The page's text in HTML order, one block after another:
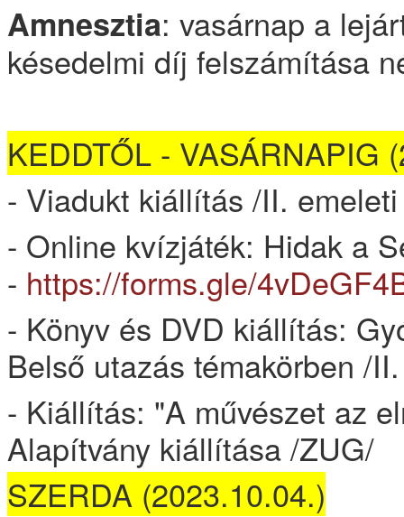
Amnesztia: vasárnap a
késedelmi díj felszámítása
KEDDTŐL - VASÁRNAPIG
- Viadukt kiállítás /II.
- Online kvízjáték: Hidak a
- https://forms.gle/
- Könyv és DVD kiállítás:
Belső utazás témakörben /
- Kiállítás: "A művészet az
Alapítvány kiállítása /ZUG/
SZERDA (2023.10.04.)